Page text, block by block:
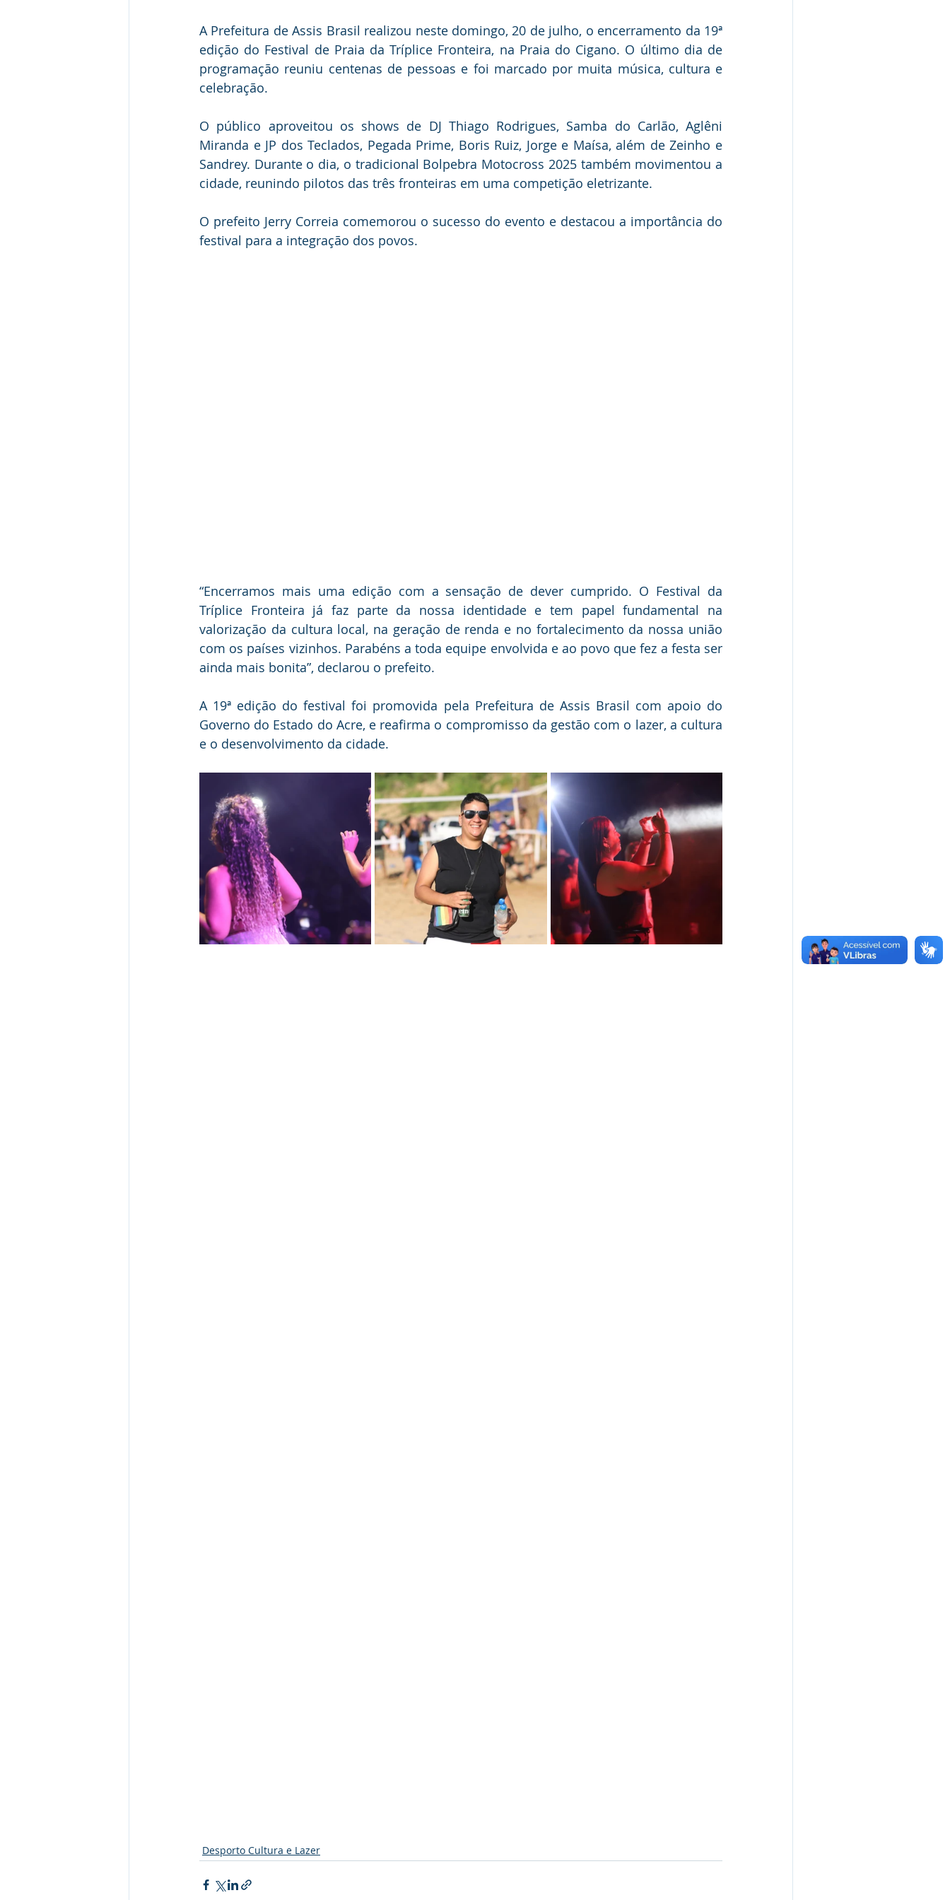
A Prefeitura de Assis Brasil realizou neste domingo, 20 de julho, o encerramento da 19ª
edição do Festival de Praia da Tríplice Fronteira, na Praia do Cigano. O último dia de
programação reuniu centenas de pessoas e foi marcado por muita música, cultura e
celebração.
O público aproveitou os shows de DJ Thiago Rodrigues, Samba do Carlão, Aglêni
Miranda e JP dos Teclados, Pegada Prime, Boris Ruiz, Jorge e Maísa, além de Zeinho e
Sandrey. Durante o dia, o tradicional Bolpebra Motocross 2025 também movimentou a
cidade, reunindo pilotos das três fronteiras em uma competição eletrizante.
O prefeito Jerry Correia comemorou o sucesso do evento e destacou a importância do
festival para a integração dos povos.
“Encerramos mais uma edição com a sensação de dever cumprido. O Festival da
Tríplice Fronteira já faz parte da nossa identidade e tem papel fundamental na
valorização da cultura local, na geração de renda e no fortalecimento da nossa união
com os países vizinhos. Parabéns a toda equipe envolvida e ao povo que fez a festa ser
ainda mais bonita”, declarou o prefeito.
A 19ª edição do festival foi promovida pela Prefeitura de Assis Brasil com apoio do
Governo do Estado do Acre, e reafirma o compromisso da gestão com o lazer, a cultura
e o desenvolvimento da cidade.
Desporto Cultura e Lazer